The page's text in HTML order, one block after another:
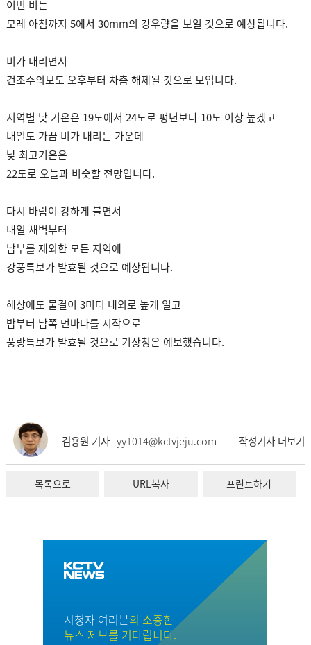
이번 비는
모레 아침까지 5에서 30mm의 강우량을 보일 것으로 예상됩니다.
비가 내리면서
건조주의보도 오후부터 차츰 해제될 것으로 보입니다.
지역별 낮 기온은 19도에서 24도로 평년보다 10도 이상 높겠고
내일도 가끔 비가 내리는 가운데
낮 최고기온은
22도로 오늘과 비슷할 전망입니다.
다시 바람이 강하게 불면서
내일 새벽부터
남부를 제외한 모든 지역에
강풍특보가 발효될 것으로 예상됩니다.
해상에도 물결이 3미터 내외로 높게 일고
밤부터 남쪽 먼바다를 시작으로
풍랑특보가 발효될 것으로 기상청은 예보했습니다.
김용원 기자 yy1014@kctvjeju.com 작성기사 더보기
목록으로 URL복사 프린트하기
시청자 여러분의 소중한
뉴스 제보를 기다립니다.